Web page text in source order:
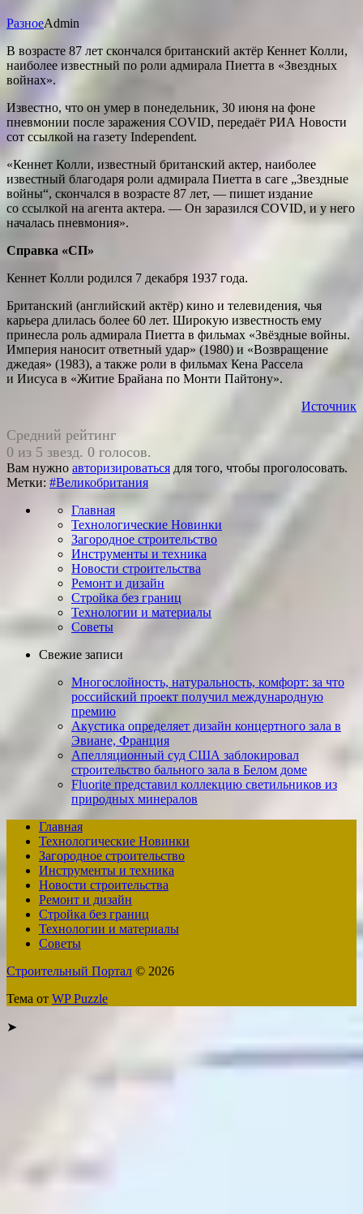
РазноеAdmin
В возрасте 87 лет скончался британский актёр Кеннет Колли,
наиболее известный по роли адмирала Пиетта в «Звездных
войнах».
Известно, что он умер в понедельник, 30 июня на фоне
пневмонии после заражения COVID, передаёт РИА Новости
сот ссылкой на газету Independent.
«Кеннет Колли, известный британский актер, наиболее
известный благодаря роли адмирала Пиетта в саге „Звездные
войны“, скончался в возрасте 87 лет, — пишет издание
со ссылкой на агента актера. — Он заразился COVID, и у него
началась пневмония».
Справка «СП»
Кеннет Колли родился 7 декабря 1937 года.
Британский (английский актёр) кино и телевидения, чья
карьера длилась более 60 лет. Широкую известность ему
принесла роль адмирала Пиетта в фильмах «Звёздные войны.
Империя наносит ответный удар» (1980) и «Возвращение
джедая» (1983), а также роли в фильмах Кена Рассела
и Иисуса в «Житие Брайана по Монти Пайтону».
Источник
Средний рейтинг
0 из 5 звезд. 0 голосов.
Вам нужно авторизироваться для того, чтобы проголосовать.
Метки: #Великобритания
Главная
Технологические Новинки
Загородное строительство
Инструменты и техника
Новости строительства
Ремонт и дизайн
Стройка без границ
Технологии и материалы
Советы
Свежие записи
Многослойность, натуральность, ком­форт: за что
россий­ский проект получил международную
премию
Акустика определяет дизайн концертного зала в
Эвиане, Франция
Апелляционный суд США заблокировал
строительство бального зала в Белом доме
Fluorite представил коллекцию светильников из
природных минералов
Главная
Технологические Новинки
Загородное строительство
Инструменты и техника
Новости строительства
Ремонт и дизайн
Стройка без границ
Технологии и материалы
Советы
Строительный Портал © 2026
Тема от WP Puzzle
➤